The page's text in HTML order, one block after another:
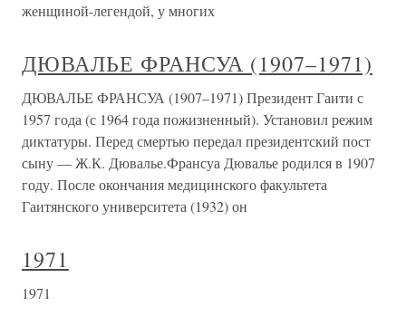
женщиной-легендой, у многих
ДЮВАЛЬЕ ФРАНСУА (1907–1971)
ДЮВАЛЬЕ ФРАНСУА (1907–1971) Президент Гаити с
1957 года (с 1964 года пожизненный). Установил режим
диктатуры. Перед смертью передал президентский пост
сыну — Ж.К. Дювалье.Франсуа Дювалье родился в 1907
году. После окончания медицинского факультета
Гаитянского университета (1932) он
1971
1971